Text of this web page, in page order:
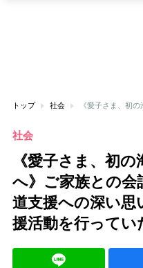
トップ 社会
社会
《愛子さま、初
へ》ご家族との会
道支援への深い
援活動を行ってい